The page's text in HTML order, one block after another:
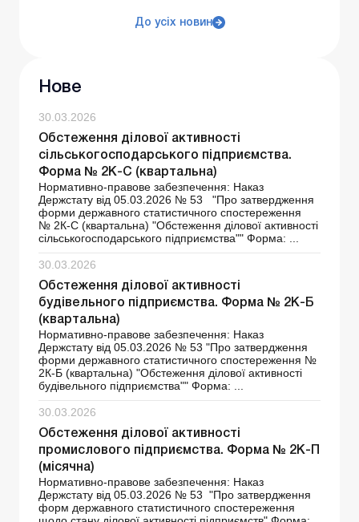
До усіх новин
Нове
30.03.2026
Обстеження ділової активності
сільськогосподарського підприємства.
Форма № 2К-С (квартальна)
Нормативно-правове забезпечення: Наказ
Держстату від 05.03.2026 № 53 "Про затвердження
форми державного статистичного спостереження
№ 2К-С (квартальна) "Обстеження ділової активності
сільськогосподарського підприємства"" Форма: ...
30.03.2026
Обстеження ділової активності
будівельного підприємства. Форма № 2К-Б
(квартальна)
Нормативно-правове забезпечення: Наказ
Держстату від 05.03.2026 № 53 "Про затвердження
форми державного статистичного спостереження №
2К-Б (квартальна) "Обстеження ділової активності
будівельного підприємства"" Форма: ...
30.03.2026
Обстеження ділової активності
промислового підприємства. Форма № 2К-П
(місячна)
Нормативно-правове забезпечення: Наказ
Держстату від 05.03.2026 № 53 "Про затвердження
форм державного статистичного спостереження